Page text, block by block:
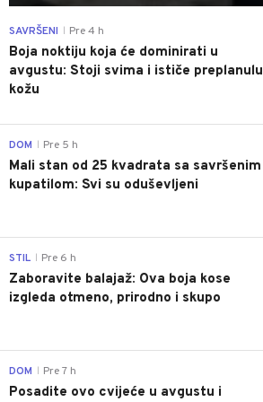
SAVRŠENI Pre 4 h
Boja noktiju koja će dominirati u
avgustu: Stoji svima i ističe preplanulu
kožu
DOM Pre 5 h
Mali stan od 25 kvadrata sa savršenim
kupatilom: Svi su oduševljeni
STIL Pre 6 h
Zaboravite balajaž: Ova boja kose
izgleda otmeno, prirodno i skupo
DOM Pre 7 h
Posadite ovo cvijeće u avgustu i